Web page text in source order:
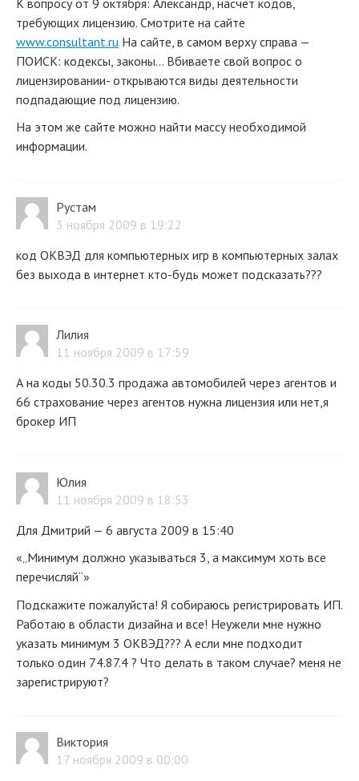
требующих лицензию. Смотрите на сайте
www.consultant.ru На сайте, в самом верху справа —
ПОИСК: кодексы, законы... Вбиваете свой вопрос о
лицензировании- открываются виды деятельности
подпадающие под лицензию.
На этом же сайте можно найти массу необходимой
информации.
Рустам
3 ноября 2009 в 19:22
код ОКВЭД для компьютерных игр в компьютерных залах
без выхода в интернет кто-будь может подсказать???
Лилия
11 ноября 2009 в 17:59
А на коды 50.30.3 продажа автомобилей через агентов и
66 страхование через агентов нужна лицензия или нет,я
брокер ИП
Юлия
11 ноября 2009 в 18:53
Для Дмитрий — 6 августа 2009 в 15:40
«„Минимум должно указываться 3, а максимум хоть все
перечисляй“»
Подскажите пожалуйста! Я собираюсь регистрировать ИП.
Работаю в области дизайна и все! Неужели мне нужно
указать минимум 3 ОКВЭД??? А если мне подходит
только один 74.87.4 ? Что делать в таком случае? меня не
зарегистрируют?
Виктория
17 ноября 2009 в 00:00